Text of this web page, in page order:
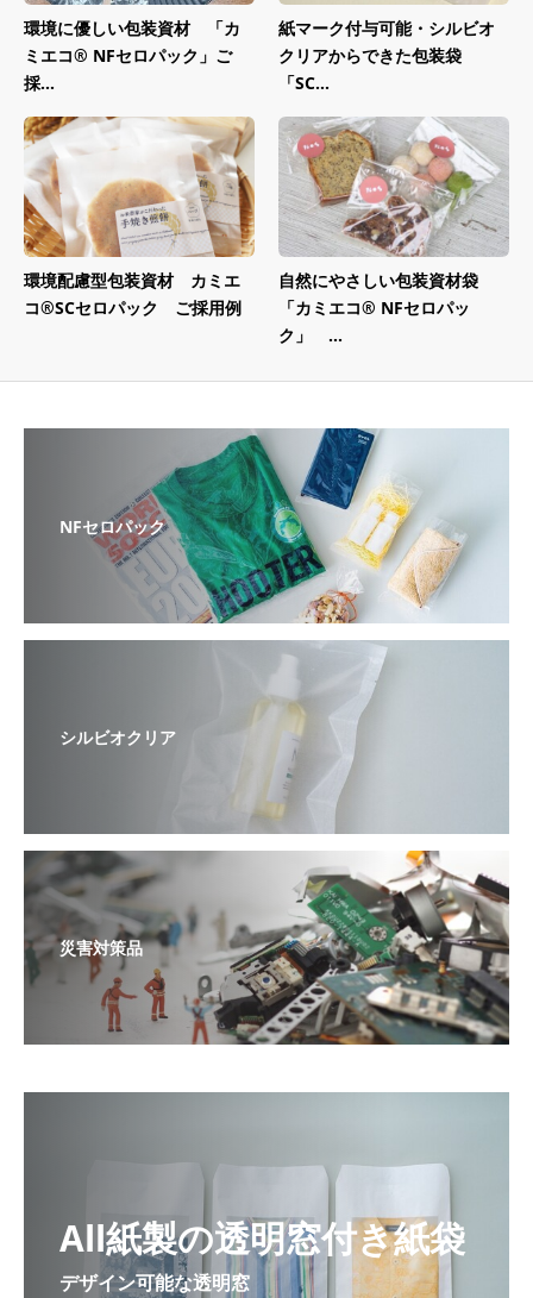
環境に優しい包装資材 「カ
ミエコ® NFセロパック」ご
採...
紙マーク付与可能・シルビオ
クリアからできた包装袋
「SC...
環境配慮型包装資材 カミエ
コ®SCセロパック ご採用例
自然にやさしい包装資材袋
「カミエコ® NFセロパッ
ク」 ...
NFセロパック
シルビオクリア
災害対策品
All紙製の透明窓付き紙袋
デザイン可能な透明窓